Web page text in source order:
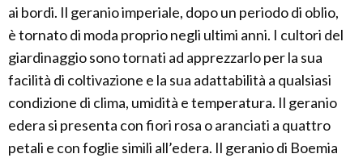
ai bordi. Il geranio imperiale, dopo un periodo di oblio,
è tornato di moda proprio negli ultimi anni. I cultori del
giardinaggio sono tornati ad apprezzarlo per la sua
facilità di coltivazione e la sua adattabilità a qualsiasi
condizione di clima, umidità e temperatura. Il geranio
edera si presenta con fiori rosa o aranciati a quattro
petali e con foglie simili all’edera. Il geranio di Boemia